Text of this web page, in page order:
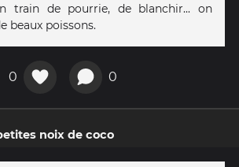
train de pourrie, de blanchir... on
beaux poissons.
0 0
noix de coco